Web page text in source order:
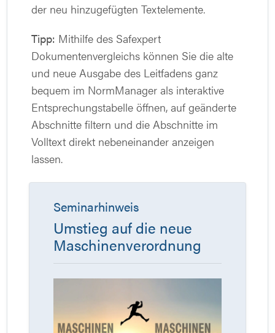
der neu hinzugefügten Textelemente.
Tipp: Mithilfe des Safexpert
Dokumentenvergleichs können Sie die alte
und neue Ausgabe des Leitfadens ganz
bequem im NormManager als interaktive
Entsprechungstabelle öffnen, auf geänderte
Abschnitte filtern und die Abschnitte im
Volltext direkt nebeneinander anzeigen
lassen.
Seminarhinweis
Umstieg auf die neue
Maschinenverordnung